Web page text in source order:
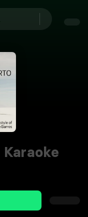
Karaoke